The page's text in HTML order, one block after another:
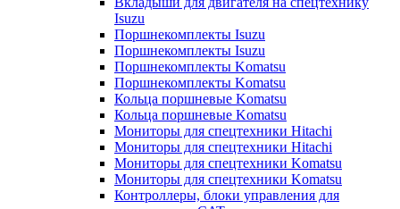
Isuzu
Поршнекомплекты Isuzu
Поршнекомплекты Isuzu
Поршнекомплекты Komatsu
Поршнекомплекты Komatsu
Кольца поршневые Komatsu
Кольца поршневые Komatsu
Мониторы для спецтехники Hitachi
Мониторы для спецтехники Hitachi
Мониторы для спецтехники Komatsu
Мониторы для спецтехники Komatsu
Контроллеры, блоки управления для